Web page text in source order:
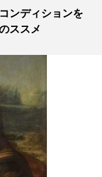
ンディションを
ススメ